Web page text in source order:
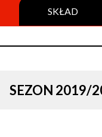
SKŁAD
SEZON 2019/